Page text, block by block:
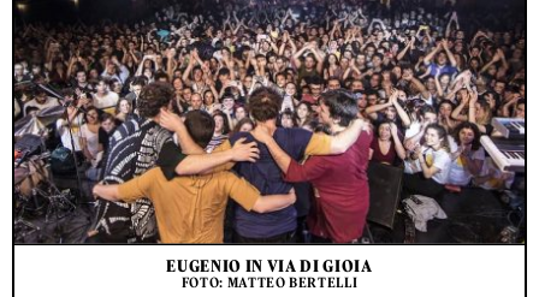
EUGENIO IN VIA DI GIOIA
FOTO: MATTEO BERTELLI